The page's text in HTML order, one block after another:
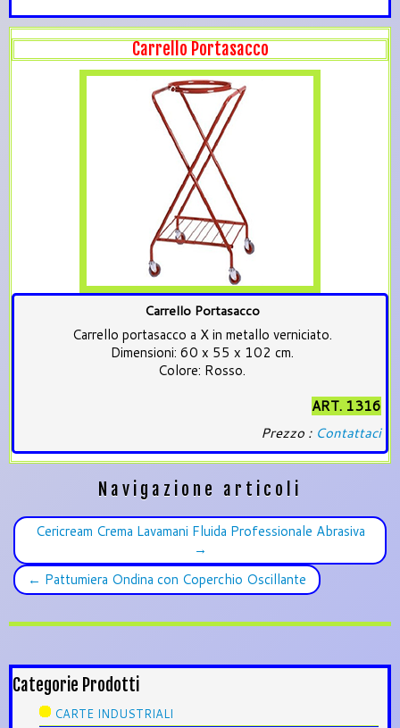
Carrello Portasacco
Carrello Portasacco
Carrello portasacco a X in metallo verniciato.
Dimensioni: 60 x 55 x 102 cm.
Colore: Rosso.
ART. 1316
Prezzo : Contattaci
Navigazione articoli
Cericream Crema Lavamani Fluida Professionale Abrasiva
→
← Pattumiera Ondina con Coperchio Oscillante
Categorie Prodotti
CARTE INDUSTRIALI